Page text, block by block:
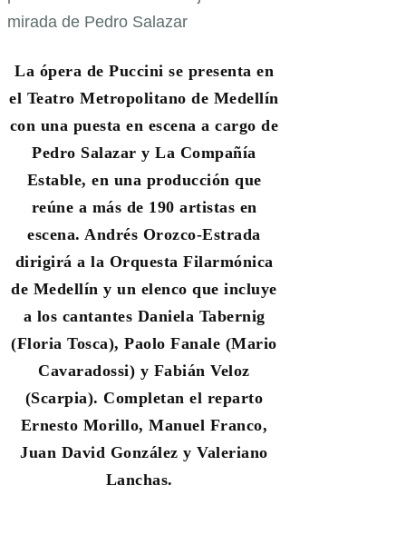
La ópera de Puccini se presenta en
el Teatro Metropolitano de Medellín
con una puesta en escena a cargo de
Pedro Salazar y La Compañía
Estable, en una producción que
reúne a más de 190 artistas en
escena. Andrés Orozco-Estrada
dirigirá a la Orquesta Filarmónica
de Medellín y un elenco que incluye
a los cantantes Daniela Tabernig
(Floria Tosca), Paolo Fanale (Mario
Cavaradossi) y Fabián Veloz
(Scarpia). Completan el reparto
Ernesto Morillo, Manuel Franco,
Juan David González y Valeriano
Lanchas.